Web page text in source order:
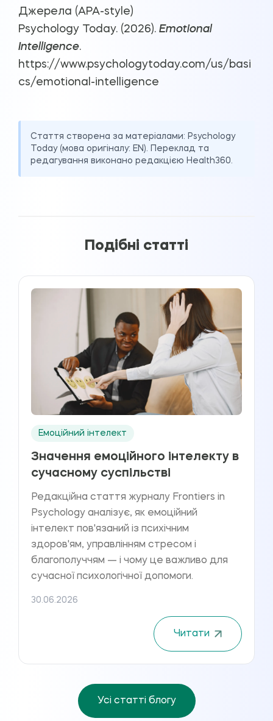
Джерела (APA-style)
Psychology Today. (2026). Emotional
Intelligence.
https://www.psychologytoday.com/us/basi
cs/emotional-intelligence
Стаття створена за матеріалами: Psychology
Today(мова оригіналу: EN). Переклад та
редагування виконано редакцією Health360.
Подібні статті
Емоційний інтелект
Значення емоційного інтелекту в
сучасному суспільстві
Редакційна стаття журналу Frontiers in
Psychology аналізує, як емоційний
інтелект пов'язаний із психічним
здоров'ям, управлінням стресом і
благополуччям — і чому це важливо для
сучасної психологічної допомоги.
30.06.2026
Читати
Усі статті блогу